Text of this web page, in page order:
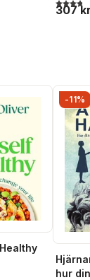
307 kr
-11%
hur